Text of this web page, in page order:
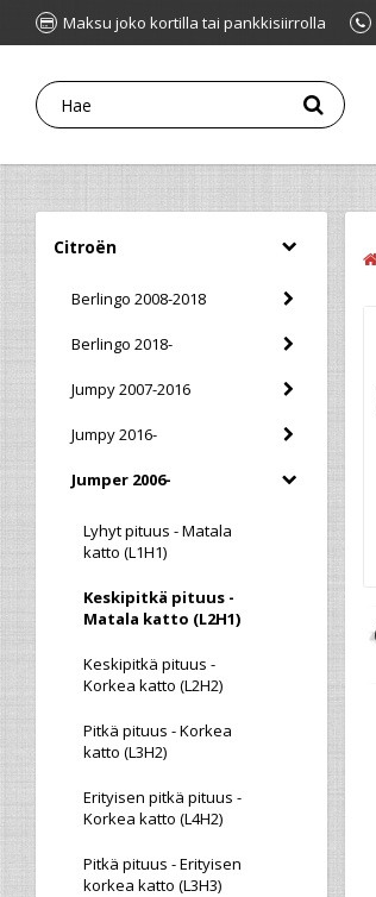
Maksu joko kortilla tai pankkisiirrolla
Citroën
Berlingo 2008-2018
Berlingo 2018-
Jumpy 2007-2016
Jumpy 2016-
Jumper 2006-
Lyhyt pituus - Matala
katto (L1H1)
Keskipitkä pituus -
Matala katto (L2H1)
Keskipitkä pituus -
Korkea katto (L2H2)
Pitkä pituus - Korkea
katto (L3H2)
Erityisen pitkä pituus -
Korkea katto (L4H2)
Pitkä pituus - Erityisen
korkea katto (L3H3)